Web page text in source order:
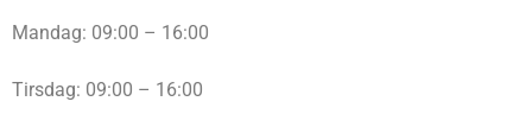
Mandag: 09:00 – 16:00
Tirsdag: 09:00 – 16:00